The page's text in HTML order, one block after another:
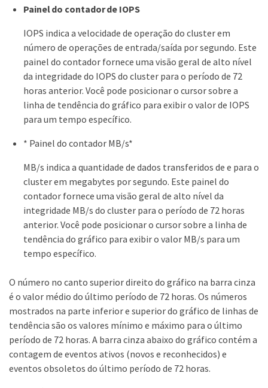
Painel do contador de IOPS
IOPS indica a velocidade de operação do cluster em
número de operações de entrada/saída por segundo. Este
painel do contador fornece uma visão geral de alto nível
da integridade do IOPS do cluster para o período de 72
horas anterior. Você pode posicionar o cursor sobre a
linha de tendência do gráfico para exibir o valor de IOPS
para um tempo específico.
* Painel do contador MB/s*
MB/s indica a quantidade de dados transferidos de e para o
cluster em megabytes por segundo. Este painel do
contador fornece uma visão geral de alto nível da
integridade MB/s do cluster para o período de 72 horas
anterior. Você pode posicionar o cursor sobre a linha de
tendência do gráfico para exibir o valor MB/s para um
tempo específico.
O número no canto superior direito do gráfico na barra cinza
é o valor médio do último período de 72 horas. Os números
mostrados na parte inferior e superior do gráfico de linhas de
tendência são os valores mínimo e máximo para o último
período de 72 horas. A barra cinza abaixo do gráfico contém a
contagem de eventos ativos (novos e reconhecidos) e
eventos obsoletos do último período de 72 horas.